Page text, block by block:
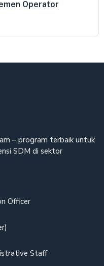
Operator
– program terbaik untuk
SDM di sektor
Officer
Staff